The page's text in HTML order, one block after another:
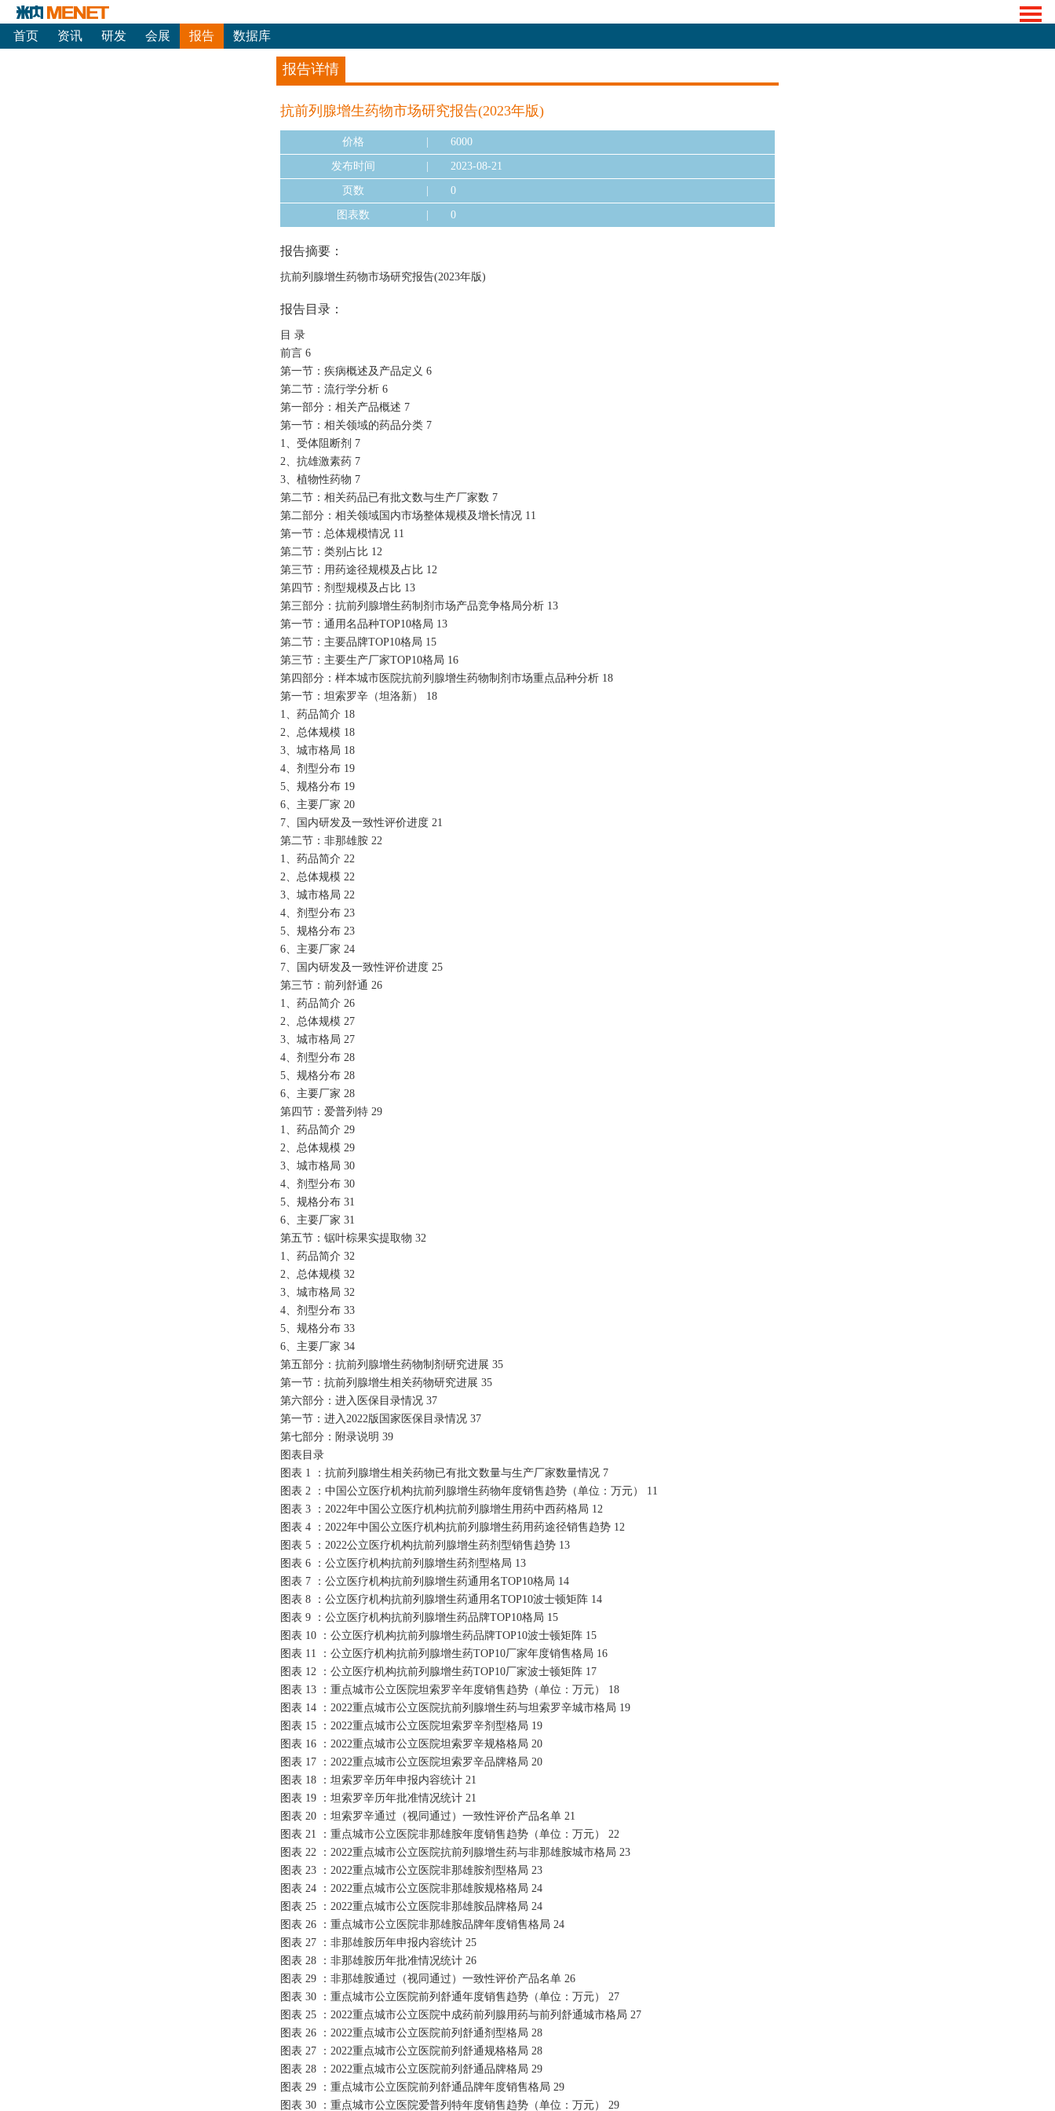
首页 资讯 研发 会展 报告 数据库
报告详情
抗前列腺增生药物市场研究报告(2023年版)
价格 6000
发布时间 2023-08-21
页数 0
图表数 0
报告摘要：
抗前列腺增生药物市场研究报告(2023年版)
报告目录：
目 录
前言 6
第一节：疾病概述及产品定义 6
第二节：流行学分析 6
第一部分：相关产品概述 7
第一节：相关领域的药品分类 7
1、受体阻断剂 7
2、抗雄激素药 7
3、植物性药物 7
第二节：相关药品已有批文数与生产厂家数 7
第二部分：相关领域国内市场整体规模及增长情况 11
第一节：总体规模情况 11
第二节：类别占比 12
第三节：用药途径规模及占比 12
第四节：剂型规模及占比 13
第三部分：抗前列腺增生药制剂市场产品竞争格局分析 13
第一节：通用名品种TOP10格局 13
第二节：主要品牌TOP10格局 15
第三节：主要生产厂家TOP10格局 16
第四部分：样本城市医院抗前列腺增生药物制剂市场重点品种分析 18
第一节：坦索罗辛（坦洛新） 18
1、药品简介 18
2、总体规模 18
3、城市格局 18
4、剂型分布 19
5、规格分布 19
6、主要厂家 20
7、国内研发及一致性评价进度 21
第二节：非那雄胺 22
1、药品简介 22
2、总体规模 22
3、城市格局 22
4、剂型分布 23
5、规格分布 23
6、主要厂家 24
7、国内研发及一致性评价进度 25
第三节：前列舒通 26
1、药品简介 26
2、总体规模 27
3、城市格局 27
4、剂型分布 28
5、规格分布 28
6、主要厂家 28
第四节：爱普列特 29
1、药品简介 29
2、总体规模 29
3、城市格局 30
4、剂型分布 30
5、规格分布 31
6、主要厂家 31
第五节：锯叶棕果实提取物 32
1、药品简介 32
2、总体规模 32
3、城市格局 32
4、剂型分布 33
5、规格分布 33
6、主要厂家 34
第五部分：抗前列腺增生药物制剂研究进展 35
第一节：抗前列腺增生相关药物研究进展 35
第六部分：进入医保目录情况 37
第一节：进入2022版国家医保目录情况 37
第七部分：附录说明 39
图表目录
图表 1 ：抗前列腺增生相关药物已有批文数量与生产厂家数量情况 7
图表 2 ：中国公立医疗机构抗前列腺增生药物年度销售趋势（单位：万元） 11
图表 3 ：2022年中国公立医疗机构抗前列腺增生用药中西药格局 12
图表 4 ：2022年中国公立医疗机构抗前列腺增生药用药途径销售趋势 12
图表 5 ：2022公立医疗机构抗前列腺增生药剂型销售趋势 13
图表 6 ：公立医疗机构抗前列腺增生药剂型格局 13
图表 7 ：公立医疗机构抗前列腺增生药通用名TOP10格局 14
图表 8 ：公立医疗机构抗前列腺增生药通用名TOP10波士顿矩阵 14
图表 9 ：公立医疗机构抗前列腺增生药品牌TOP10格局 15
图表 10 ：公立医疗机构抗前列腺增生药品牌TOP10波士顿矩阵 15
图表 11 ：公立医疗机构抗前列腺增生药TOP10厂家年度销售格局 16
图表 12 ：公立医疗机构抗前列腺增生药TOP10厂家波士顿矩阵 17
图表 13 ：重点城市公立医院坦索罗辛年度销售趋势（单位：万元） 18
图表 14 ：2022重点城市公立医院抗前列腺增生药与坦索罗辛城市格局 19
图表 15 ：2022重点城市公立医院坦索罗辛剂型格局 19
图表 16 ：2022重点城市公立医院坦索罗辛规格格局 20
图表 17 ：2022重点城市公立医院坦索罗辛品牌格局 20
图表 18 ：坦索罗辛历年申报内容统计 21
图表 19 ：坦索罗辛历年批准情况统计 21
图表 20 ：坦索罗辛通过（视同通过）一致性评价产品名单 21
图表 21 ：重点城市公立医院非那雄胺年度销售趋势（单位：万元） 22
图表 22 ：2022重点城市公立医院抗前列腺增生药与非那雄胺城市格局 23
图表 23 ：2022重点城市公立医院非那雄胺剂型格局 23
图表 24 ：2022重点城市公立医院非那雄胺规格格局 24
图表 25 ：2022重点城市公立医院非那雄胺品牌格局 24
图表 26 ：重点城市公立医院非那雄胺品牌年度销售格局 24
图表 27 ：非那雄胺历年申报内容统计 25
图表 28 ：非那雄胺历年批准情况统计 26
图表 29 ：非那雄胺通过（视同通过）一致性评价产品名单 26
图表 30 ：重点城市公立医院前列舒通年度销售趋势（单位：万元） 27
图表 25 ：2022重点城市公立医院中成药前列腺用药与前列舒通城市格局 27
图表 26 ：2022重点城市公立医院前列舒通剂型格局 28
图表 27 ：2022重点城市公立医院前列舒通规格格局 28
图表 28 ：2022重点城市公立医院前列舒通品牌格局 29
图表 29 ：重点城市公立医院前列舒通品牌年度销售格局 29
图表 30 ：重点城市公立医院爱普列特年度销售趋势（单位：万元） 29